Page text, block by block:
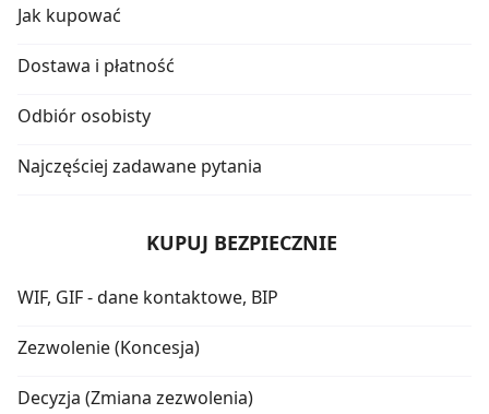
Jak kupować
Dostawa i płatność
Odbiór osobisty
Najczęściej zadawane pytania
KUPUJ BEZPIECZNIE
WIF, GIF - dane kontaktowe, BIP
Zezwolenie (Koncesja)
Decyzja (Zmiana zezwolenia)